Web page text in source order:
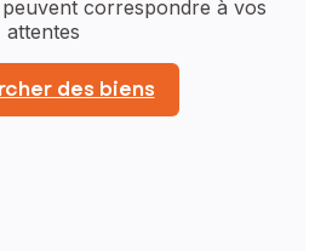
peuvent correspondre à vos
attentes
des biens